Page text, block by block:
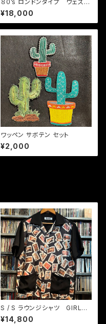
８０’s ロンドンタイプ ウェスタ
ンベルト ブラック / スタッズ
¥18,000
ワッペン サボテン セット
¥2,000
S / S ラウンジシャツ GIRLS
GIRLS GIRLS
¥14,800